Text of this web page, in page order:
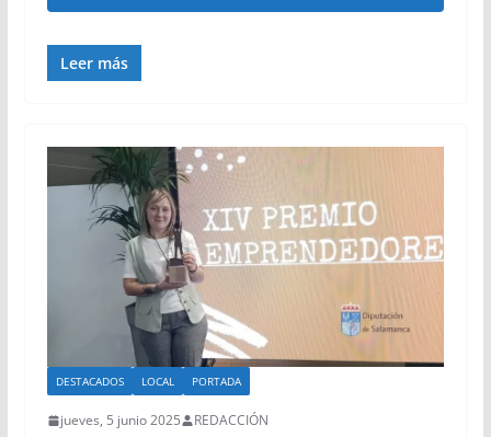
Leer más
DESTACADOS LOCAL PORTADA
jueves, 5 junio 2025 REDACCIÓN